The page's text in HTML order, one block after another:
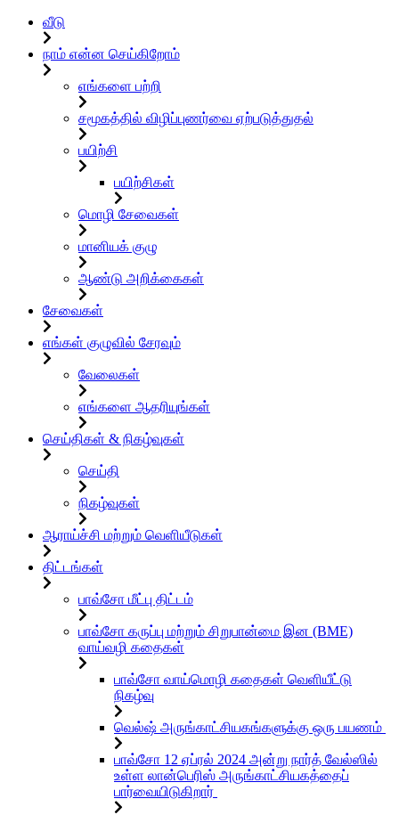
வீடு
நாம் என்ன செய்கிறோம்
எங்களை பற்றி
சமூகத்தில் விழிப்புணர்வை ஏற்படுத்துதல்
பயிற்சி
பயிற்சிகள்
மொழி சேவைகள்
மானியக் குழு
ஆண்டு அறிக்கைகள்
சேவைகள்
எங்கள் குழுவில் சேரவும்
வேலைகள்
எங்களை ஆதரியுங்கள்
செய்திகள் & நிகழ்வுகள்
செய்தி
நிகழ்வுகள்
ஆராய்ச்சி மற்றும் வெளியீடுகள்
திட்டங்கள்
பாவ்சோ மீட்பு திட்டம்
பாவ்சோ கருப்பு மற்றும் சிறுபான்மை இன (BME)
வாய்வழி கதைகள்
பாவ்சோ வாய்மொழி கதைகள் வெளியீட்டு
நிகழ்வு
வெல்ஷ் அருங்காட்சியகங்களுக்கு ஒரு பயணம்
பாவ்சோ 12 ஏப்ரல் 2024 அன்று நார்த் வேல்ஸில்
உள்ள லான்பெரிஸ் அருங்காட்சியகத்தைப்
பார்வையிடுகிறார்